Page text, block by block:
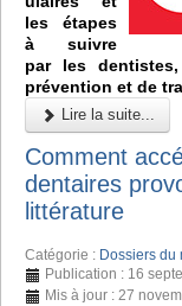
les étapes
à suivre
par les
prévention et de
Lire la suite...
Comment
dentaires
littérature
Catégorie : Dossiers du
Publication : 16
Mis à jour : 27